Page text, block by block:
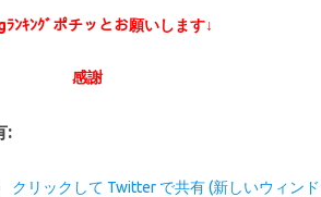
ﾗﾝｷﾝｸﾞポチッとお願いします↓
感謝
:
クリックして Twitter で共有 (新しいウィン